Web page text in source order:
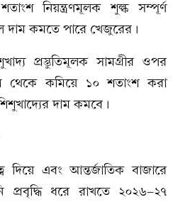
নিয়ন্ত্রণমূলক শুল্ক সম্পূর্ণ
দাম কমতে পারে খেজুরের।
প্রস্তুতিমূলক সামগ্রীর ওপর
থেকে কমিয়ে ১০ শতাংশ করা
দাম কমবে।
দিয়ে এবং আন্তর্জাতিক বাজারে
প্রবৃদ্ধি ধরে রাখতে ২০২৬-২৭